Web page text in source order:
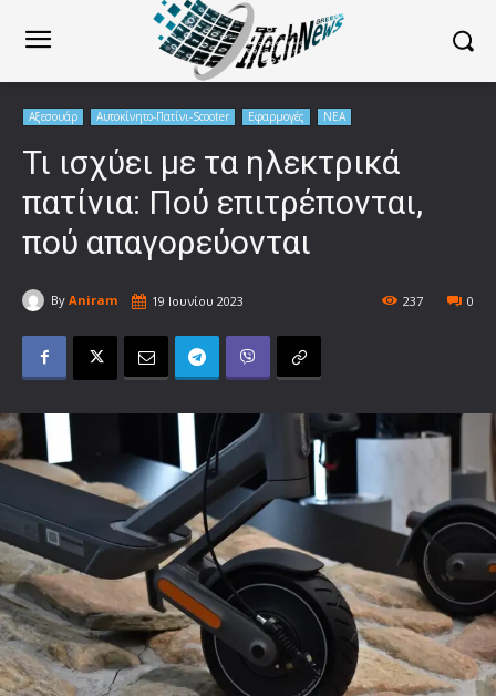
Αξεσουάρ Αυτοκίνητο-Πατίνι-Scooter Εφαρμογές ΝΕΑ
Τι ισχύει με τα ηλεκτρικά
πατίνια: Πού επιτρέπονται,
πού απαγορεύονται
By Aniram 19 Ιουνίου 2023 0
237